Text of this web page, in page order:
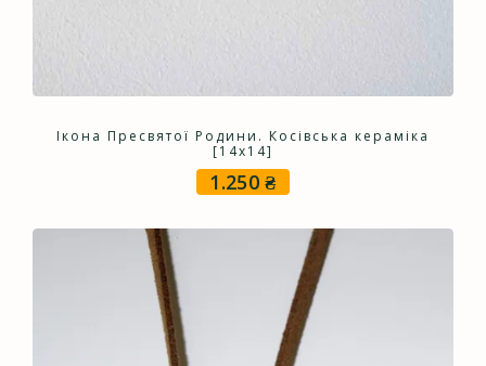
Ікона Пресвятої Родини. Косівська кераміка
[14х14]
1.250₴